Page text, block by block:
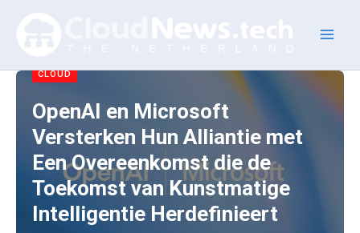
inhoud
CLOUD
OpenAI en Microsoft
Versterken Hun Alliantie met
Een Overeenkomst die de
Toekomst van Kunstmatige
Intelligentie Herdefinieert